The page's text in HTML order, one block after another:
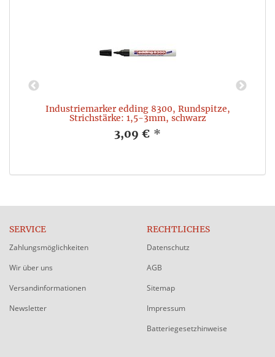
Industriemarker edding 8300, Rundspitze,
Strichstärke: 1,5-3mm, schwarz
3,09 € *
SERVICE
Zahlungsmöglichkeiten
Wir über uns
Versandinformationen
Newsletter
RECHTLICHES
Datenschutz
AGB
Sitemap
Impressum
Batteriegesetzhinweise